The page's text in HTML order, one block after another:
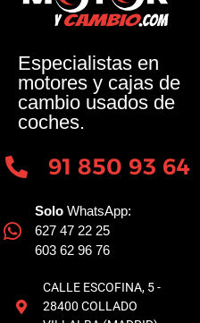
Especialistas en
motores y cajas de
cambio usados de
coches.
91 850 93 64
Solo WhatsApp:
627 47 22 25
603 62 96 76
CALLE ESCOFINA, 5 -
28400 COLLADO